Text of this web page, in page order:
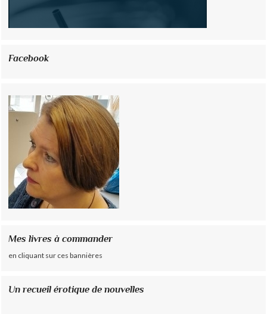
Facebook
Mes livres à commander
en cliquant sur ces bannières
Un recueil érotique de nouvelles